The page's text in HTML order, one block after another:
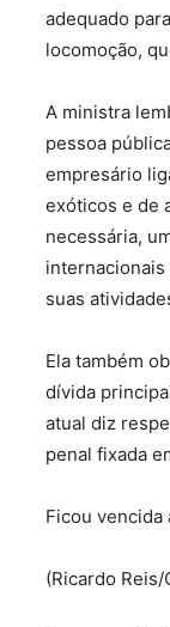
adequado
locomoção,
A ministra
pessoa
empresário
exóticos e de
necessária,
suas
Ela também
dívida
atual diz
penal fixada
Ficou vencida
(Ricardo Reis/